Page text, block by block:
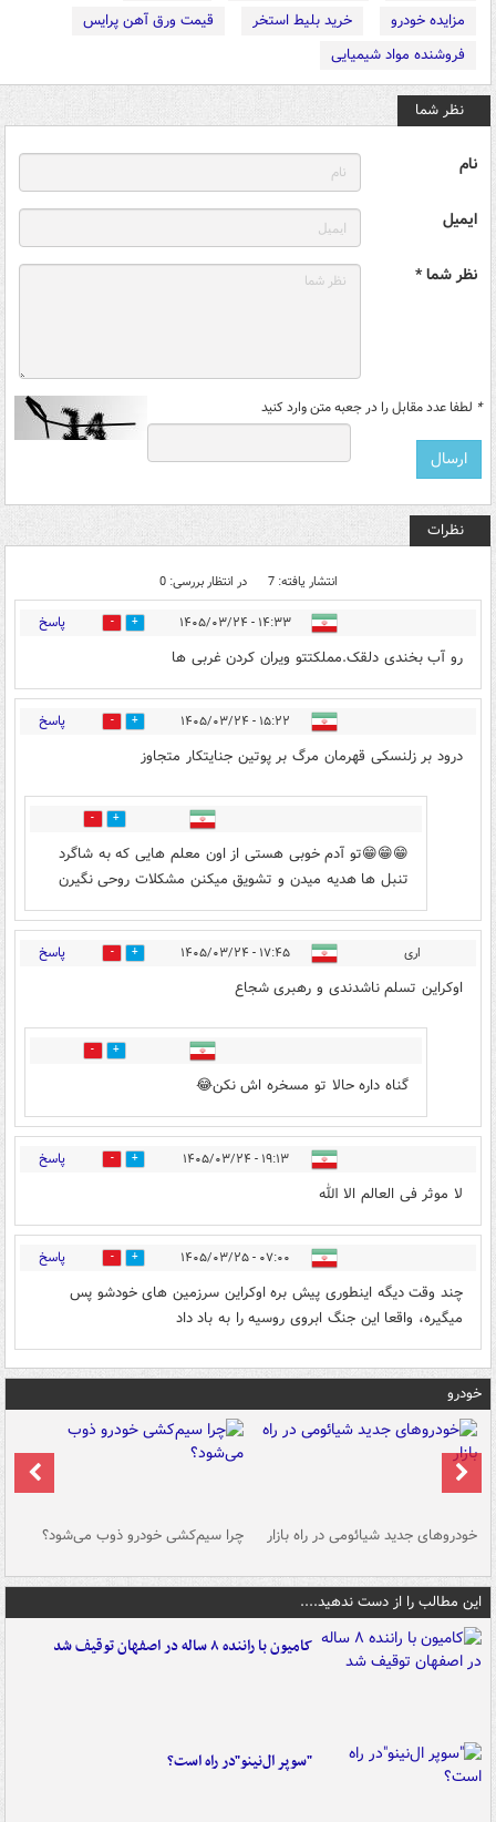
مزایده خودرو
خرید بلیط استخر
قیمت ورق آهن پرایس
فروشنده مواد شیمیایی
نظر شما
نام
ایمیل
نظر شما *
* لطفا عدد مقابل را در جعبه متن وارد کنید
نظرات
انتشار یافته: 7 در انتظار بررسی: 0
۱۴:۳۳ - ۱۴۰۵/۰۳/۲۴ 4 پاسخ
رو آب بخندی دلقک.مملکتتو ویران کردن غربی ها
۱۵:۲۲ - ۱۴۰۵/۰۳/۲۴ 2 پاسخ
درود بر زلنسکی قهرمان مرگ بر پوتین جنایتکار متجاوز
3
😁😁😁تو آدم خوبی هستی از اون معلم هایی که به شاگرد
تنبل ها هدیه میدن و تشویق میکنن مشکلات روحی نگیرن
اری ۱۷:۴۵ - ۱۴۰۵/۰۳/۲۴ 2 پاسخ
اوکراین تسلم ناشدندی و رهبری شجاع
6
گناه داره حالا تو مسخره اش نکن😂
۱۹:۱۳ - ۱۴۰۵/۰۳/۲۴ 0 پاسخ
لا موثر فی العالم الا الله
۰۷:۰۰ - ۱۴۰۵/۰۳/۲۵ 0 پاسخ
چند وقت دیگه اینطوری پیش بره اوکراین سرزمین های خودشو پس
میگیره، واقعا این جنگ ابروی روسیه را به باد داد
خودرو
خودروهای جدید شیائومی در راه بازار چرا سیم‌کشی خودرو ذوب می‌شود؟
این مطالب را از دست ندهید....
کامیون با راننده ۸ ساله در اصفهان توقیف شد
"سوپر ال‌نینو"در راه است؟